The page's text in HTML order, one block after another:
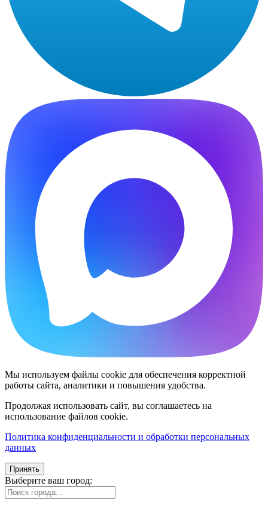
Мы используем файлы cookie для обеспечения корректной
работы сайта, аналитики и повышения удобства.
Продолжая использовать сайт, вы соглашаетесь на
использование файлов cookie.
Политика конфиденциальности и обработки персональных
данных
Принять
Выберите ваш город: